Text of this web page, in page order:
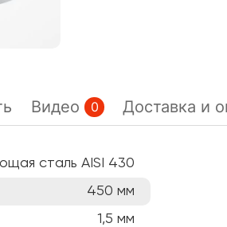
Видео 0 Доставка и
сталь AISI 430
450 мм
1,5 мм